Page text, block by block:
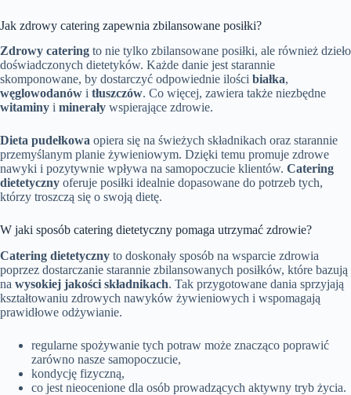
Jak zdrowy catering zapewnia zbilansowane posiłki?
Zdrowy catering to nie tylko zbilansowane posiłki, ale również dzieło
doświadczonych dietetyków. Każde danie jest starannie
skomponowane, by dostarczyć odpowiednie ilości białka,
węglowodanów i tłuszczów. Co więcej, zawiera także niezbędne
witaminy i minerały wspierające zdrowie.
Dieta pudełkowa opiera się na świeżych składnikach oraz starannie
przemyślanym planie żywieniowym. Dzięki temu promuje zdrowe
nawyki i pozytywnie wpływa na samopoczucie klientów. Catering
dietetyczny oferuje posiłki idealnie dopasowane do potrzeb tych,
którzy troszczą się o swoją dietę.
W jaki sposób catering dietetyczny pomaga utrzymać zdrowie?
Catering dietetyczny to doskonały sposób na wsparcie zdrowia
poprzez dostarczanie starannie zbilansowanych posiłków, które bazują
na wysokiej jakości składnikach. Tak przygotowane dania sprzyjają
kształtowaniu zdrowych nawyków żywieniowych i wspomagają
prawidłowe odżywianie.
regularne spożywanie tych potraw może znacząco poprawić
zarówno nasze samopoczucie,
kondycję fizyczną,
co jest nieocenione dla osób prowadzących aktywny tryb życia.